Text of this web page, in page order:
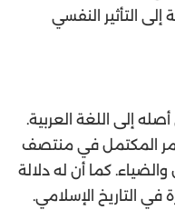
التأثير النفسي
إلى اللغة العربية.
المكتمل في منتصف
كما أن له دلالة
في التاريخ الإسلامي.